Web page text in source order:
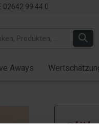
02642 99 44 0
Aways
Glüh